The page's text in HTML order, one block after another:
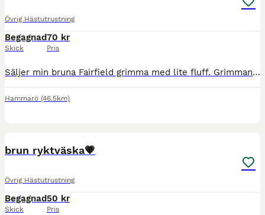
Övrig Hästutrustning
Begagnad
Skick
70 kr
Pris
Säljer min bruna Fairfield grimma med lite fluff. Grimman är i storlek cob! 🌸Den går att tvätta om köparen vill det! Nypris: 190kr Mitt pris: 70kr Köparen står för frakten. Hör av er vid funderingar
Hammarö (46.5km)
brun ryktväska💗
Övrig Hästutrustning
Begagnad
Skick
50 kr
Pris